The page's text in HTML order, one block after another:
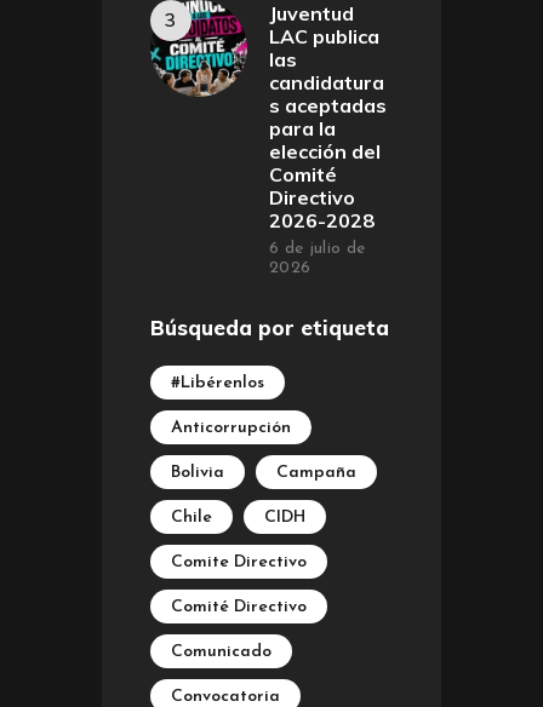
Juventud
LAC publica
las
candidatura
s aceptadas
para la
elección del
Comité
Directivo
2026-2028
6 de julio de
2026
Búsqueda por etiqueta
#Libérenlos
Anticorrupción
Bolivia Campaña
Chile CIDH
Comite Directivo
Comité Directivo
Comunicado
Convocatoria